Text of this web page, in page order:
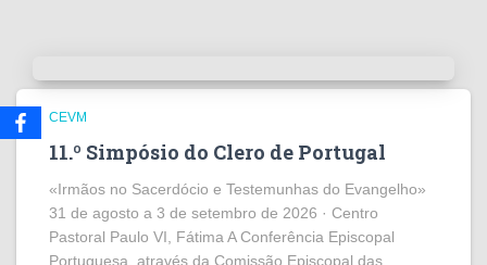
CEVM
11.º Simpósio do Clero de Portugal
«Irmãos no Sacerdócio e Testemunhas do Evangelho»
31 de agosto a 3 de setembro de 2026 · Centro
Pastoral Paulo VI, Fátima A Conferência Episcopal
Portuguesa, através da Comissão Episcopal das